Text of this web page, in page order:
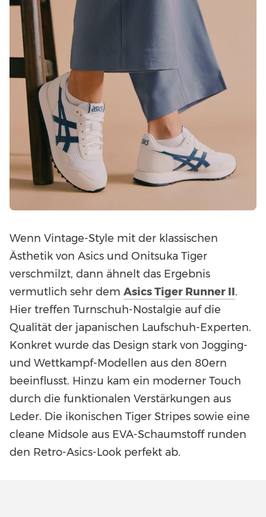
Wenn Vintage-Style mit der klassischen
Ästhetik von Asics und Onitsuka Tiger
verschmilzt, dann ähnelt das Ergebnis
vermutlich sehr dem Asics Tiger Runner II.
Hier treffen Turnschuh-Nostalgie auf die
Qualität der japanischen Laufschuh-Experten.
Konkret wurde das Design stark von Jogging-
und Wettkampf-Modellen aus den 80ern
beeinflusst. Hinzu kam ein moderner Touch
durch die funktionalen Verstärkungen aus
Leder. Die ikonischen Tiger Stripes sowie eine
cleane Midsole aus EVA-Schaumstoff runden
den Retro-Asics-Look perfekt ab.